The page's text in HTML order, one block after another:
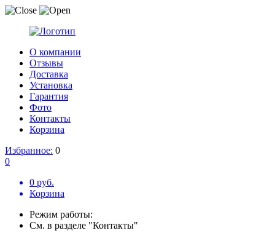
О компании
Отзывы
Доставка
Установка
Гарантия
Фото
Контакты
Корзина
Избранное: 0
0
0 руб.
Корзина
Режим работы:
См. в разделе "Контакты"